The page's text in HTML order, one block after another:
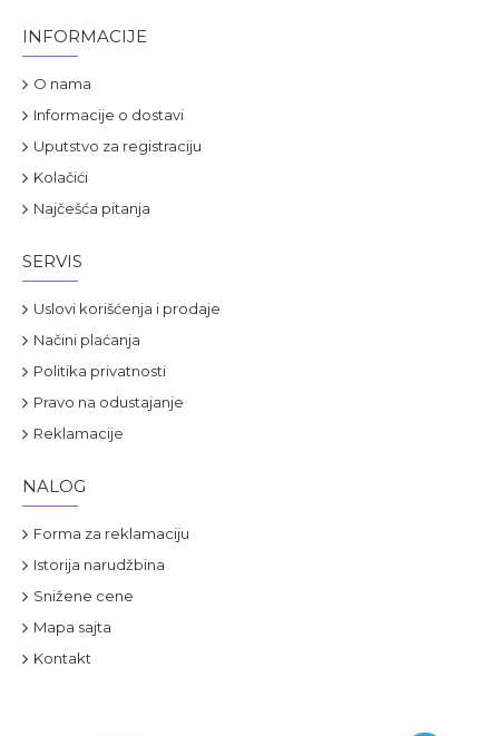
INFORMACIJE
O nama
Informacije o dostavi
Uputstvo za registraciju
Kolačići
Najčešća pitanja
SERVIS
Uslovi korišćenja i prodaje
Načini plaćanja
Politika privatnosti
Pravo na odustajanje
Reklamacije
NALOG
Forma za reklamaciju
Istorija narudžbina
Snižene cene
Mapa sajta
Kontakt